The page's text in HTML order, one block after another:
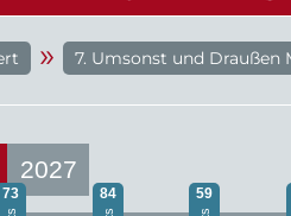
» 7. Umsonst und
2027
73 84 59